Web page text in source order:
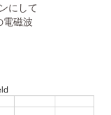
にして
電磁波